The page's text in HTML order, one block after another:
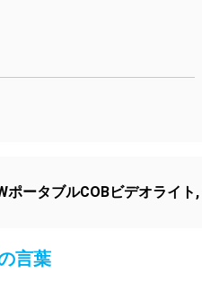
ポータブルCOBビデオライト ,
言葉